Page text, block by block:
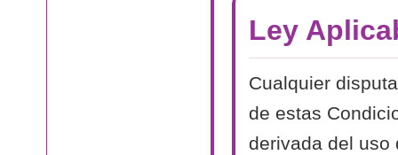
Ley
Cualquier
de estas
derivada del uso